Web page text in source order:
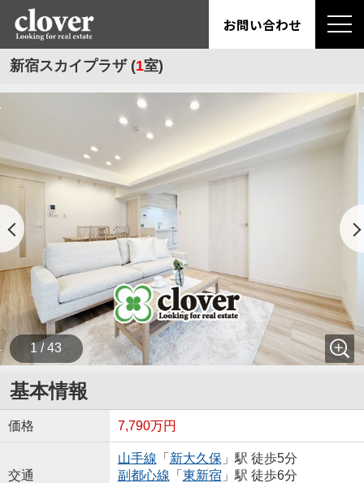
お問い合わせ
新宿スカイプラザ (1室)
1 / 43
基本情報
価格 7,790万円
交通
山手線 「 新大久保 」駅 徒歩5分
副都心線 「 東新宿 」駅 徒歩6分